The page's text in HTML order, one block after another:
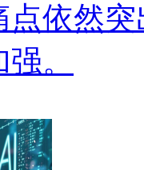
点依然
。